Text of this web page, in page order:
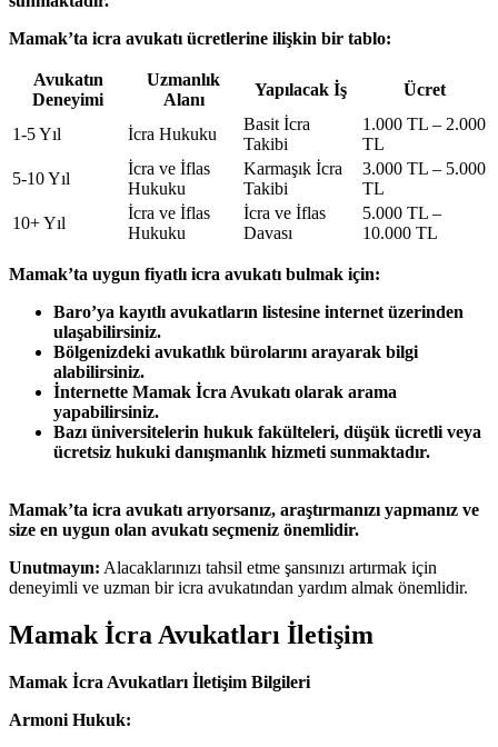
Mamak’ta icra avukatı ücretlerine ilişkin bir tablo:
Avukatın
Deneyimi
Uzmanlık
Alanı
Yapılacak İş Ücret
1-5 Yıl İcra Hukuku
Basit İcra
Takibi
1.000 TL – 2.000
TL
5-10 Yıl
İcra ve İflas
Hukuku
Karmaşık İcra
Takibi
3.000 TL – 5.000
TL
10+ Yıl
İcra ve İflas
Hukuku
İcra ve İflas
Davası
5.000 TL –
10.000 TL
Mamak’ta uygun fiyatlı icra avukatı bulmak için:
Baro’ya kayıtlı avukatların listesine internet üzerinden
ulaşabilirsiniz.
Bölgenizdeki avukatlık bürolarını arayarak bilgi
alabilirsiniz.
İnternette Mamak İcra Avukatı olarak arama
yapabilirsiniz.
Bazı üniversitelerin hukuk fakülteleri, düşük ücretli veya
ücretsiz hukuki danışmanlık hizmeti sunmaktadır.
Mamak’ta icra avukatı arıyorsanız, araştırmanızı yapmanız ve
size en uygun olan avukatı seçmeniz önemlidir.
Unutmayın: Alacaklarınızı tahsil etme şansınızı artırmak için
deneyimli ve uzman bir icra avukatından yardım almak önemlidir.
Mamak İcra Avukatları İletişim
Mamak İcra Avukatları İletişim Bilgileri
Armoni Hukuk: